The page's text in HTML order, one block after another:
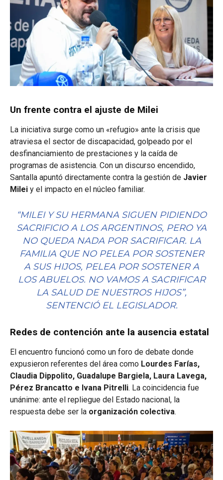
Un frente contra el ajuste de Milei
La iniciativa surge como un «refugio» ante la crisis que
atraviesa el sector de discapacidad, golpeado por el
desfinanciamiento de prestaciones y la caída de
programas de asistencia. Con un discurso encendido,
Santalla apuntó directamente contra la gestión de Javier
Milei y el impacto en el núcleo familiar.
“MILEI Y SU HERMANA SIGUEN PIDIENDO
SACRIFICIO A LOS ARGENTINOS, PERO YA
NO QUEDA NADA POR SACRIFICAR. LA
FAMILIA QUE NO PELEA POR SOSTENER
A SUS HIJOS, PELEA POR SOSTENER A
LOS ABUELOS. NO VAMOS A SACRIFICAR
LA SALUD DE NUESTROS HIJOS”,
SENTENCIÓ EL LEGISLADOR.
Redes de contención ante la ausencia estatal
El encuentro funcionó como un foro de debate donde
expusieron referentes del área como Lourdes Farías,
Claudia Dippolito, Guadalupe Bargiela, Laura Lavega,
Pérez Brancatto e Ivana Pitrelli. La coincidencia fue
unánime: ante el repliegue del Estado nacional, la
respuesta debe ser la organización colectiva.